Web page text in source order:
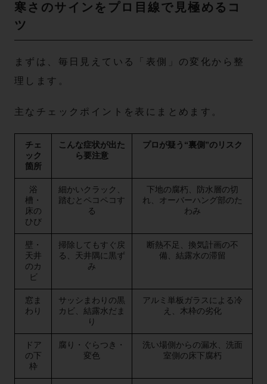
寒さのサインをプロ目線で見極めるコ
ツ
まずは、毎日見えている「表側」の変化から整
理します。
主なチェックポイントを表にまとめます。
チェ
ック
箇所
こんな症状が出た
ら要注意
プロが疑う“裏側”のリスク
浴
槽・
床の
ひび
細かいクラック、
踏むとペコペコす
る
下地の腐朽、防水層の切
れ、オーバーハング部のた
わみ
壁・
天井
のカ
ビ
掃除してもすぐ戻
る、天井隅に黒ず
み
断熱不足、換気計画の不
備、結露水の滞留
窓ま
わり
サッシまわりの黒
カビ、結露水だま
り
アルミ単板ガラスによる冷
え、木枠の劣化
ドア
の下
枠
腐り・ぐらつき・
変色
洗い場側からの漏水、洗面
室側の床下腐朽